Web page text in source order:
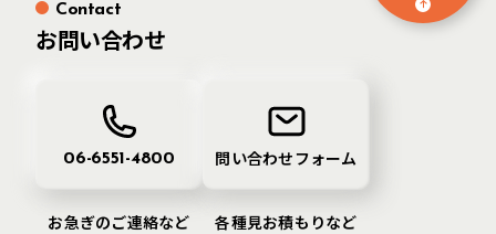
Contact
お問い合わせ
06-6551-4800
お急ぎのご連絡など
問い合わせフォーム
各種見お積もりなど